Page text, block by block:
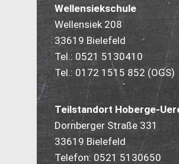
Wellensiekschule
Wellensiek 208
33619 Bielefeld
Tel.: 0521 5130410
Tel.: 0172 1515 852 (OGS)
Teilstandort Hoberge-
Dornberger Straße 331
33619 Bielefeld
Telefon: 0521 5130650